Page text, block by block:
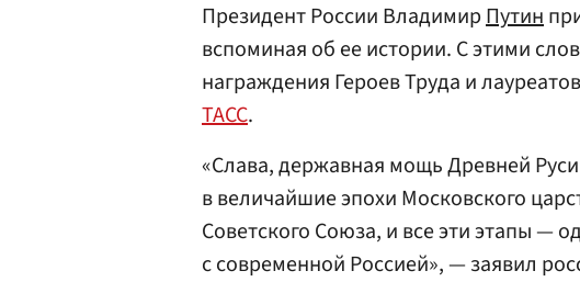
Президент России ВладимирПутин
вспоминая об ее истории. С этими
награждения Героев Труда и
ТАСС.
«Слава, державная мощь Древней
в величайшие эпохи Московского
Советского Союза, и все эти этапы —
с современной Россией», — заявил